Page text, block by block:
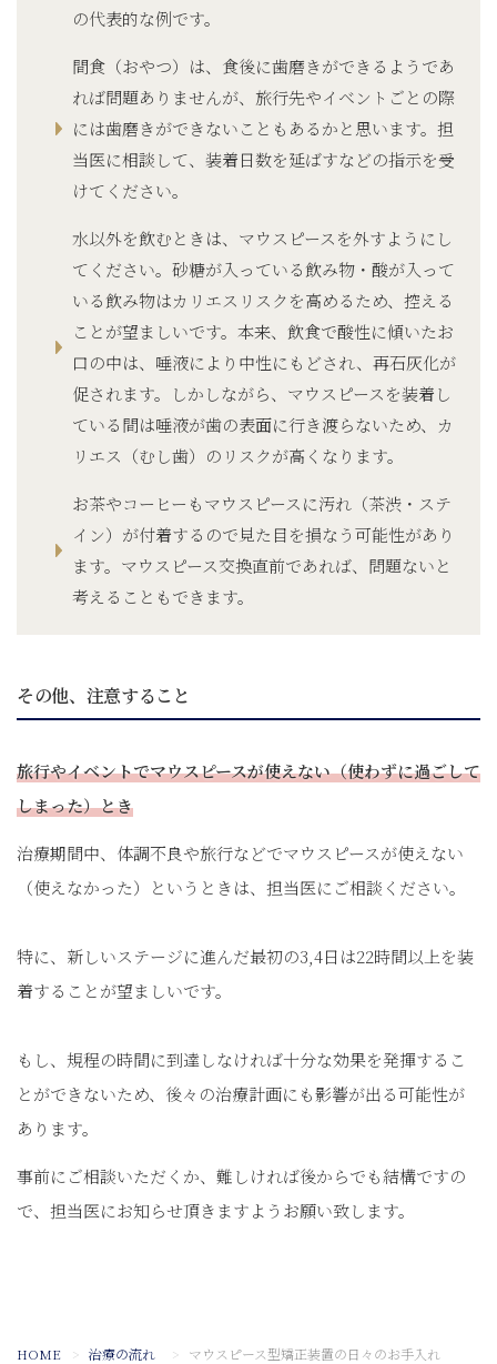
の代表的な例です。
間食（おやつ）は、食後に歯磨きができるようであ
れば問題ありませんが、旅行先やイベントごとの際
には歯磨きができないこともあるかと思います。担
当医に相談して、装着日数を延ばすなどの指示を受
けてください。
水以外を飲むときは、マウスピースを外すようにし
てください。砂糖が入っている飲み物・酸が入って
いる飲み物はカリエスリスクを高めるため、控える
ことが望ましいです。本来、飲食で酸性に傾いたお
口の中は、唾液により中性にもどされ、再石灰化が
促されます。しかしながら、マウスピースを装着し
ている間は唾液が歯の表面に行き渡らないため、カ
リエス（むし歯）のリスクが高くなります。
お茶やコーヒーもマウスピースに汚れ（茶渋・ステ
イン）が付着するので見た目を損なう可能性があり
ます。マウスピース交換直前であれば、問題ないと
考えることもできます。
その他、注意すること
旅行やイベントでマウスピースが使えない（使わずに過ごして
しまった）とき
治療期間中、体調不良や旅行などでマウスピースが使えない
（使えなかった）というときは、担当医にご相談ください。
特に、新しいステージに進んだ最初の3,4日は22時間以上を装
着することが望ましいです。
もし、規程の時間に到達しなければ十分な効果を発揮するこ
とができないため、後々の治療計画にも影響が出る可能性が
あります。
事前にご相談いただくか、難しければ後からでも結構ですの
で、担当医にお知らせ頂きますようお願い致します。
HOME 治療の流れ マウスピース型矯正装置の日々のお手入れ